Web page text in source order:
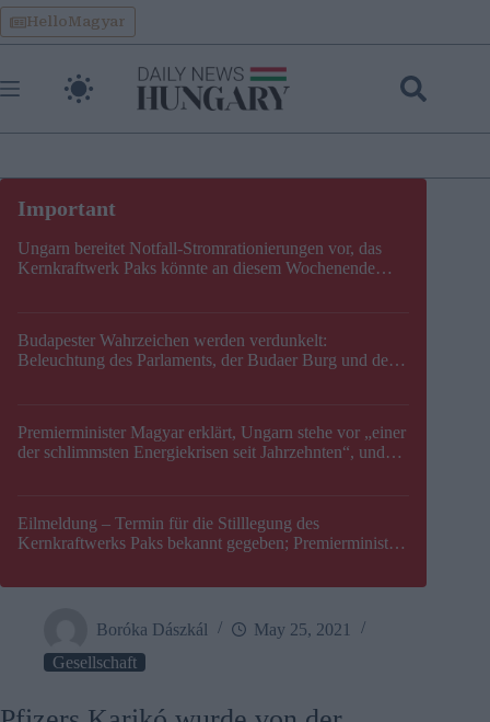
Skip
to
content
HelloMagyar
Ungarn bereitet Notfall-Stromrationierungen vor, das
Kernkraftwerk Paks könnte an diesem Wochenende
Budapester Wahrzeichen werden verdunkelt:
Beleuchtung des Parlaments, der Budaer Burg und der
Premierminister Magyar erklärt, Ungarn stehe vor „einer
der schlimmsten Energiekrisen seit Jahrzehnten“, und
Eilmeldung – Termin für die Stilllegung des
Kernkraftwerks Paks bekannt gegeben; Premierminister
Boróka Dászkál
May 25, 2021
Gesellschaft